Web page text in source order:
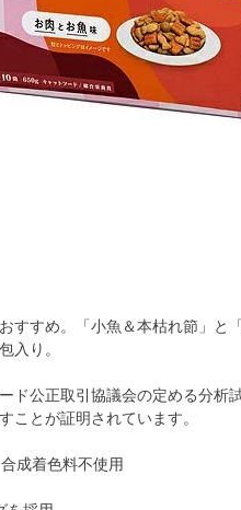
すすめ。「小魚＆本枯れ節」と
入り。
ド公正取引協議会の定める分析
ことが証明されています。
成着色料不使用